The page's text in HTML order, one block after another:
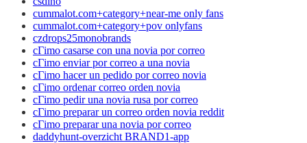
cummalot.com+category+near-me only fans
cummalot.com+category+pov onlyfans
czdrops25monobrands
cГіmo casarse con una novia por correo
cГіmo enviar por correo a una novia
cГіmo hacer un pedido por correo novia
cГіmo ordenar correo orden novia
cГіmo pedir una novia rusa por correo
cГіmo preparar un correo orden novia reddit
cГіmo preparar una novia por correo
daddyhunt-overzicht BRAND1-app